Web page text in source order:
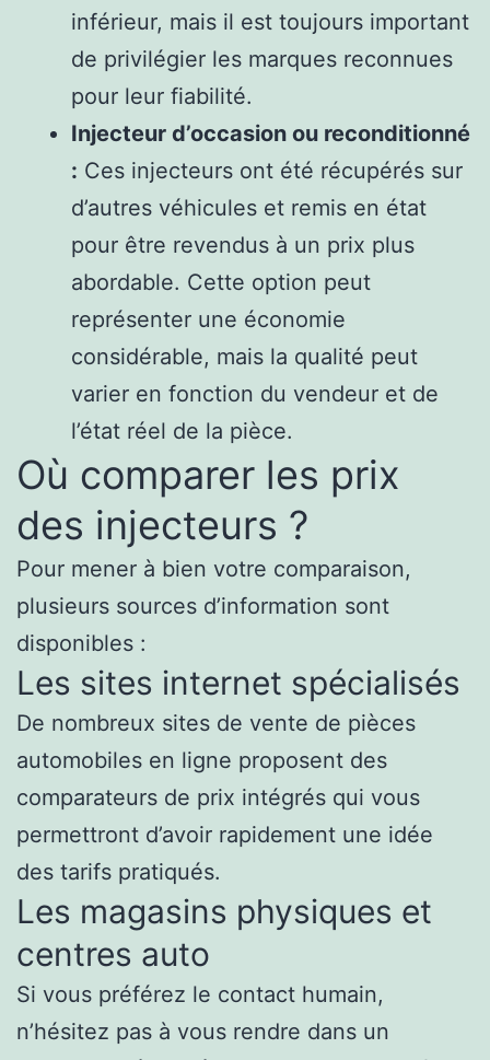
inférieur, mais il est toujours important
de privilégier les marques reconnues
pour leur fiabilité.
Injecteur d’occasion ou reconditionné
: Ces injecteurs ont été récupérés sur
d’autres véhicules et remis en état
pour être revendus à un prix plus
abordable. Cette option peut
représenter une économie
considérable, mais la qualité peut
varier en fonction du vendeur et de
l’état réel de la pièce.
Où comparer les prix
des injecteurs ?
Pour mener à bien votre comparaison,
plusieurs sources d’information sont
disponibles :
Les sites internet spécialisés
De nombreux sites de vente de pièces
automobiles en ligne proposent des
comparateurs de prix intégrés qui vous
permettront d’avoir rapidement une idée
des tarifs pratiqués.
Les magasins physiques et
centres auto
Si vous préférez le contact humain,
n’hésitez pas à vous rendre dans un